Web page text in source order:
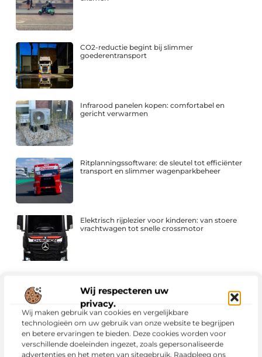
Wij respecteren uw
privacy.
Wij maken gebruik van cookies en vergelijkbare
technologieën om uw gebruik van onze website te begrijpen
en betere ervaringen te bieden. Deze cookies worden voor
verschillende doeleinden ingezet, zoals gepersonaliseerde
advertenties en het meten van sitegebruik. Raadpleeg ons
CO2-reductie begint bij slimmer
goederentransport
Infrarood panelen kopen: comfortabel en
gericht verwarmen
Ritplanningssoftware: de sleutel tot efficiënter
transport en slimmer wagenparkbeheer
Elektrisch rijplezier voor kinderen: van stoere
vrachtwagen tot snelle crossmotor
ontwikkeling
Een Dupa-kast voor bedrijven in elektrisch
vervoer